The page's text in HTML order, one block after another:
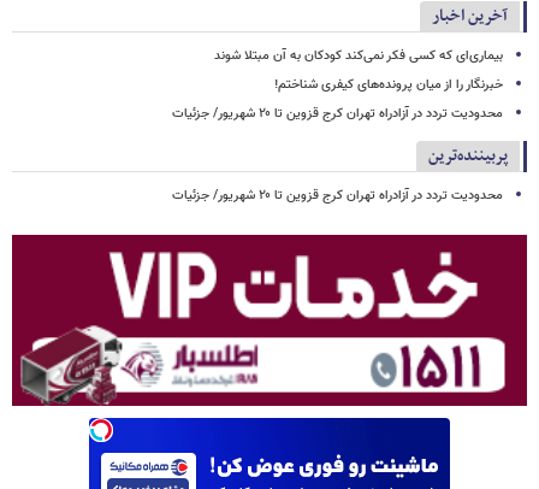
آخرین اخبار
بیماری‌ای که کسی فکر نمی‌کند کودکان به آن مبتلا شوند
خبرنگار را از میان پرونده‌های کیفری شناختم!
محدودیت تردد در آزادراه تهران کرج قزوین تا ۲۰ شهریور/ جزئیات
پربیننده‌ترین
محدودیت تردد در آزادراه تهران کرج قزوین تا ۲۰ شهریور/ جزئیات